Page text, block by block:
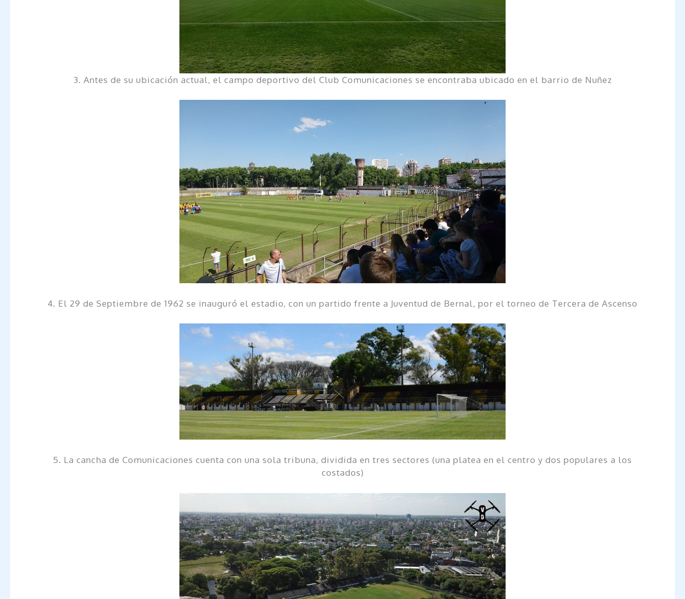
3. Antes de su ubicación actual, el campo deportivo del Club Comunicaciones se encontraba ubicado en el barrio de Nuñez
4. El 29 de Septiembre de 1962 se inauguró el estadio, con un partido frente a Juventud de Bernal, por el torneo de Tercera de Ascenso
5. La cancha de Comunicaciones cuenta con una sola tribuna, dividida en tres sectores (una platea en el centro y dos populares a los
costados)